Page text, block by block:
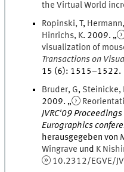
the Virtual World
Ropinski,T, Hermann,
Hinrichs, K. 2009. „
visualization of
Transactions on
15 (6): 1515–1522.
Bruder, G, Steinicke,
2009. „
JVRC'09
Eurographics
herausgegeben von
Wingrave und K
10.2312/EGVE/